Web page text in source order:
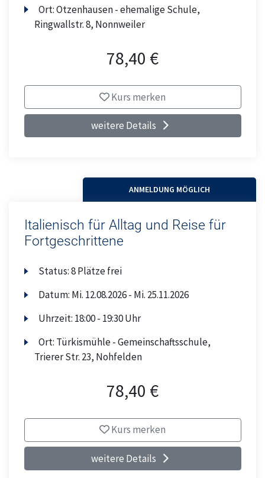
Ort:Otzenhausen - ehemalige Schule,
Ringwallstr. 8, Nonnweiler
78,40 €
Kurs merken
weitere Details
ANMELDUNG MÖGLICH
Italienisch für Alltag und Reise für
Fortgeschrittene
Status:8 Plätze frei
Datum: Mi. 12.08.2026 - Mi. 25.11.2026
Uhrzeit: 18:00 - 19:30 Uhr
Ort: Türkismühle - Gemeinschaftsschule,
Trierer Str. 23, Nohfelden
78,40 €
Kurs merken
weitere Details